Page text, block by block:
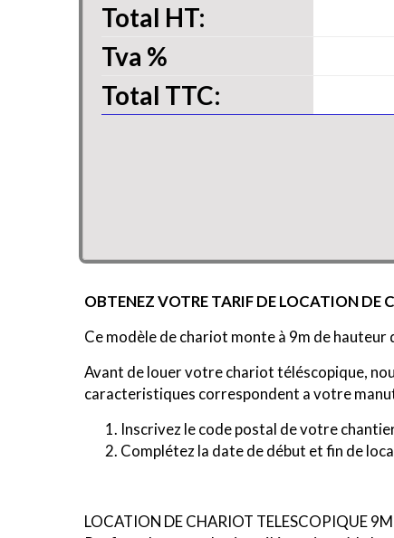
Total HT:
Tva %
Total TTC:
OBTENEZ VOTRE TARIF DE LOCATION DE
Ce modèle de chariot monte à 9m de
Avant de louer votre chariot téléscopique,
caracteristiques correspondent a votre
Inscrivez le code postal de votre
Complétez la date de début et fin de
LOCATION DE CHARIOT TELESCOPIQUE